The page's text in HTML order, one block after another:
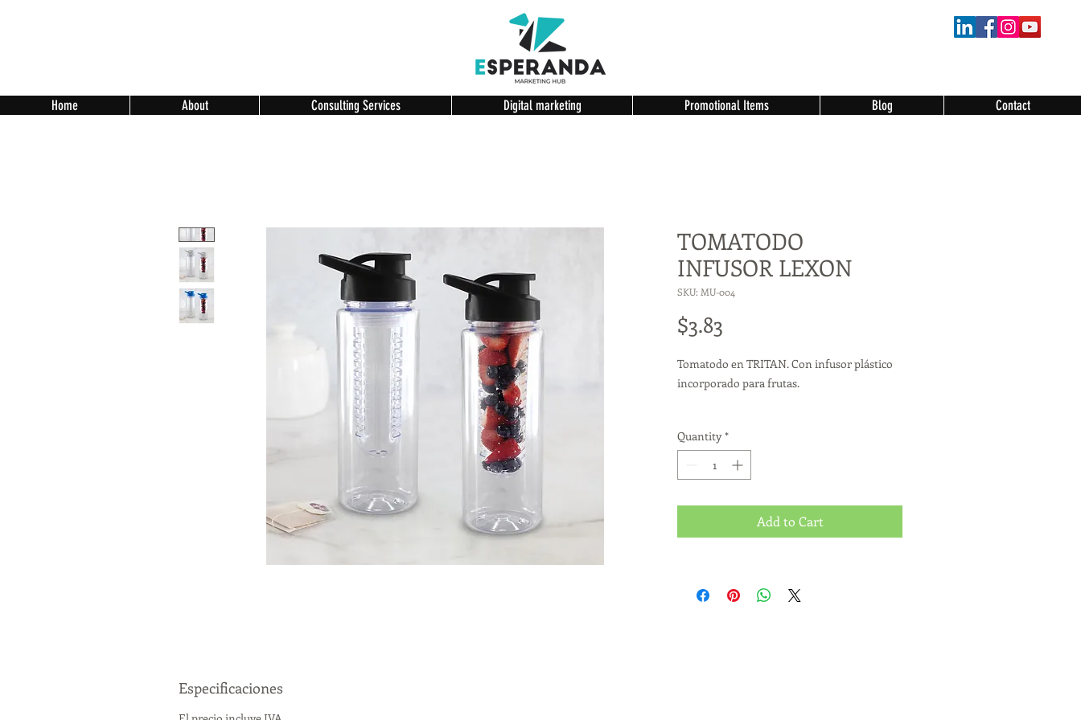
Home About Consulting Services Digital marketing Promotional Items Blog Contact
TOMATODO
INFUSOR LEXON
SKU: MU-004
$3.83
Tomatodo en TRITAN. Con infusor plástico
incorporado para frutas.
Medidas: 23 cm |Ø 7,3 cm
Técnica de Marca: Serigrafía
exposición 70º C
Quantity *
Add to Cart
Especificaciones